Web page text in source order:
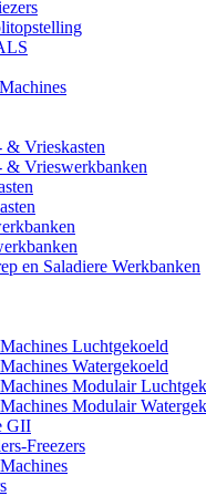
Vrieskasten
& Vrieswerkbanken
en Saladiere Werkbanken
Luchtgekoeld
Watergekoeld
Modulair
Modulair
GII
Freezers